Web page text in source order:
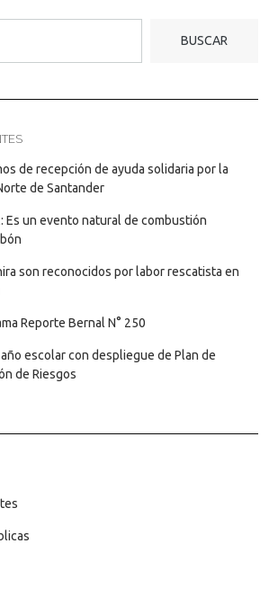
BUSCAR
de recepción de ayuda solidaria por la
de Santander
Es un evento natural de combustión
son reconocidos por labor rescatista en
Reporte Bernal N° 250
escolar con despliegue de Plan de
de Riesgos